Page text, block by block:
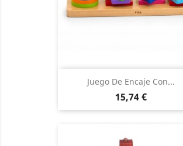
Juego De Encaje Con...
Precio
15,74 €